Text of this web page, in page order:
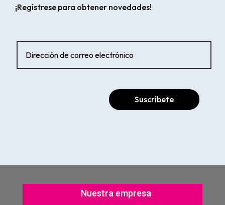
¡Regístrese para obtener novedades!
Suscríbete
Nuestra empresa